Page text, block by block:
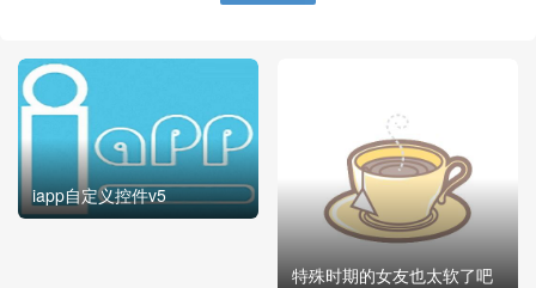
iapp自定义控件v5
特殊时期的女友也太软了吧